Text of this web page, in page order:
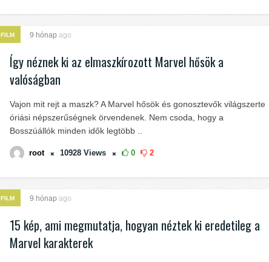
FILM 9 hónap ago
Így néznek ki az elmaszkírozott Marvel hősök a
valóságban
Vajon mit rejt a maszk? A Marvel hősök és gonosztevők világszerte
óriási népszerűségnek örvendenek. Nem csoda, hogy a
Bosszúállók minden idők legtöbb ..
root 10928 Views 0 2
FILM 9 hónap ago
15 kép, ami megmutatja, hogyan néztek ki eredetileg a
Marvel karakterek